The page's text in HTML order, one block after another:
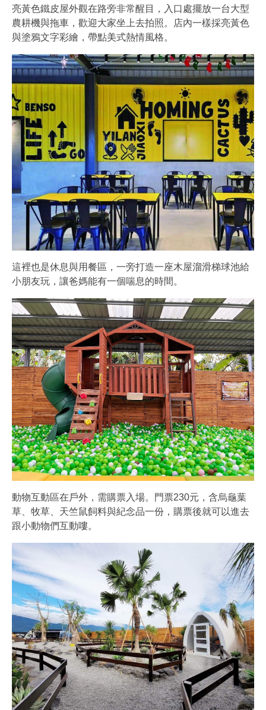
亮黃色鐵皮屋外觀在路旁非常醒目，入口處擺放一台大型
農耕機與拖車，歡迎大家坐上去拍照。店內一樣採亮黃色
與塗鴉文字彩繪，帶點美式熱情風格。
這裡也是休息與用餐區，一旁打造一座木屋溜滑梯球池給
小朋友玩，讓爸媽能有一個喘息的時間。
動物互動區在戶外，需購票入場。門票230元，含烏龜葉
草、牧草、天竺鼠飼料與紀念品一份，購票後就可以進去
跟小動物們互動嘍。